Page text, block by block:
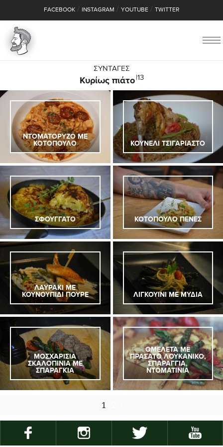
FACEBOOK / INSTAGRAM / YOUTUBE / TWITTER
ΣΥΝΤΑΓΕΣ
Κυρίως πιάτο|13
ΝΤΟΜΑΤΟΡΥΖΟ ΜΕ
ΚΟΤΟΠΟΥΛΟ
ΚΟΥΝΕΛΙ ΤΣΙΓΑΡΙΑΣΤΟ
ΣΦΟΥΓΓΑΤΟ ΚΟΤΟΠΟΥΛΟ ΠΕΝΕΣ
ΛΑΥΡΑΚΙ ΜΕ
ΚΟΥΝΟΥΠΙΔΙ ΠΟΥΡΕ
ΛΙΓΚΟΥΙΝΙ ΜΕ ΜΥΔΙΑ
ΜΟΣΧΑΡΙΣΙΑ
ΣΚΑΛΟΠΙΝΙΑ ΜΕ
ΣΠΑΡΑΓΚΙΑ
ΟΜΕΛΕΤΑ ΜΕ
ΠΡΑΣΑΤΟ ΛΟΥΚΑΝΙΚΟ,
ΣΠΑΡΑΓΓΙΑ,
ΝΤΟΜΑΤΙΝΙΑ
1